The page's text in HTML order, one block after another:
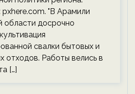
"В Арамили
области досрочно
свалки бытовых и
отходов. Работы велись в
[…]